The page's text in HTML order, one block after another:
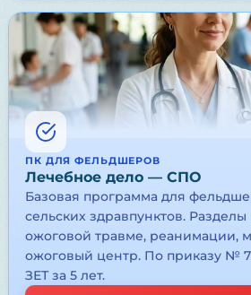
ПК ДЛЯ ФЕЛЬДШЕРОВ
Лечебное дело — СПО
Базовая программа для
сельских здравпунктов.
ожоговой травме, реанимации,
ожоговый центр. По приказу №
ЗЕТ за 5 лет.